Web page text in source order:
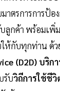
าตรการการป้อ
ลูกค้า พร้อมเพิ่
ห้กับทุกท่าน ด้ว
(D2D) บริก
รับวิถีการใช้ชี